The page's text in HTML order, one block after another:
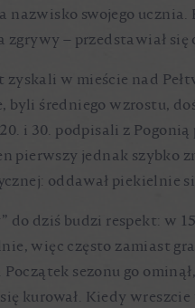
swojego
zgrywy – przedstawiał
w mieście nad
byli średniego wzrostu,
i 30. podpisali z
pierwszy jednak
oddawał piekielnie
do dziś budzi respekt: w
więc często zamiast
sezonu go
kurował. Kiedy